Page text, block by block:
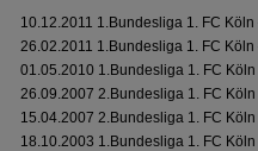
10.12.2011 1.Bundesliga 1. FC
26.02.2011 1.Bundesliga 1. FC
01.05.2010 1.Bundesliga 1. FC
26.09.2007 2.Bundesliga 1. FC
15.04.2007 2.Bundesliga 1. FC
18.10.2003 1.Bundesliga 1. FC